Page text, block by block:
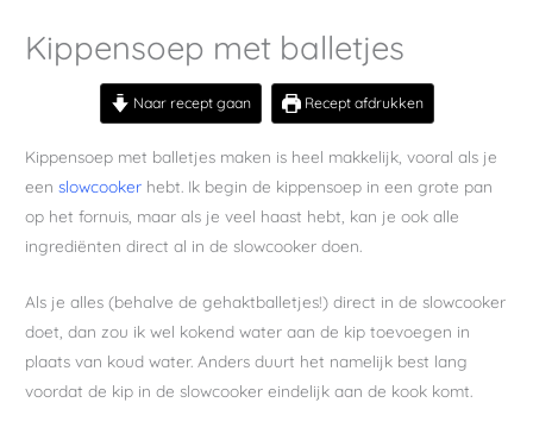
Kippensoep met balletjes
Naar recept gaan Recept afdrukken
Kippensoep met balletjes maken is heel makkelijk, vooral als je
eenslowcooker hebt. Ik begin de kippensoep in een grote pan
op het fornuis, maar als je veel haast hebt, kan je ook alle
ingrediënten direct al in de slowcooker doen.
Als je alles (behalve de gehaktballetjes!) direct in de slowcooker
doet, dan zou ik wel kokend water aan de kip toevoegen in
plaats van koud water. Anders duurt het namelijk best lang
voordat de kip in de slowcooker eindelijk aan de kook komt.